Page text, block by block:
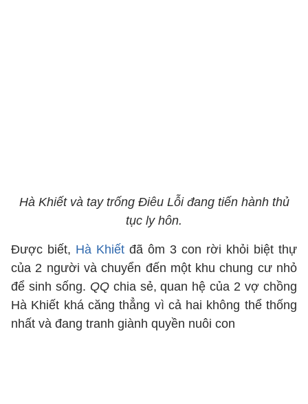
Hà Khiết và tay trống Điêu Lỗi đang tiến hành thủ
tục ly hôn.
Được biết, Hà Khiết đã ôm 3 con rời khỏi biệt thự
của 2 người và chuyển đến một khu chung cư nhỏ
để sinh sống. QQchia sẻ, quan hệ của 2 vợ chồng
Hà Khiết khá căng thẳng vì cả hai không thể thống
nhất và đang tranh giành quyền nuôi con